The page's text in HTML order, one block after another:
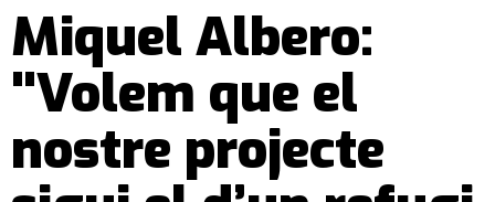
Miquel Albero:
"Volem que el
nostre projecte